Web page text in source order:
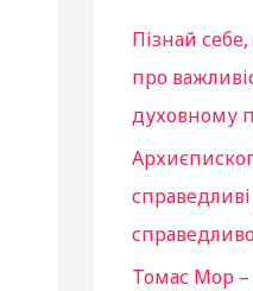
:Пізнай
про
духовному
Томас Мор –